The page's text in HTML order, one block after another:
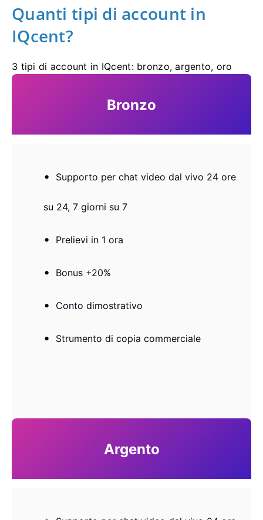
Quanti tipi di account in
IQcent?
3 tipi di account in IQcent: bronzo, argento, oro
Bronzo
Supporto per chat video dal vivo 24 ore
su 24, 7 giorni su 7
Prelievi in ​​1 ora
Bonus +20%
Conto dimostrativo
Strumento di copia commerciale
Argento